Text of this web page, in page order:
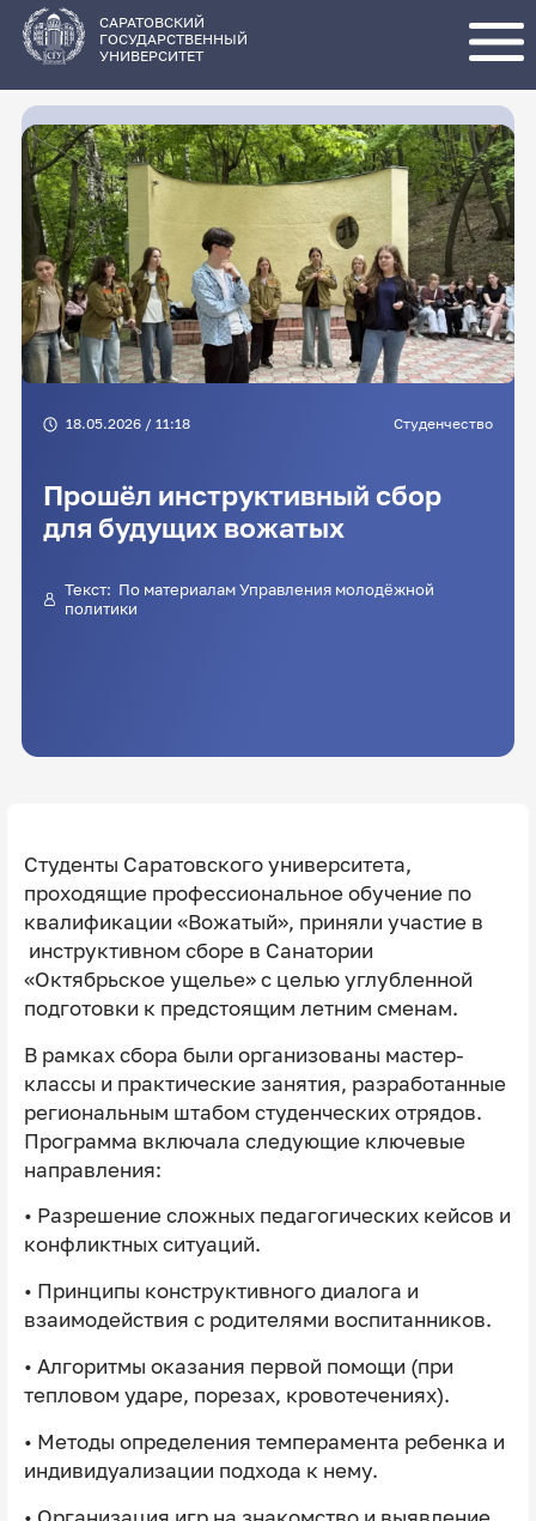
основному
содержанию
САРАТОВСКИЙ
ГОСУДАРСТВЕННЫЙ
УНИВЕРСИТЕТ
18.05.2026 / 11:18 Студенчество
Прошёл инструктивный сбор
для будущих вожатых
Текст: По материалам Управления молодёжной
политики
Студенты Саратовского университета,
проходящие профессиональное обучение по
квалификации «Вожатый», приняли участие в
инструктивном сборе в Санатории
«Октябрьское ущелье» с целью углубленной
подготовки к предстоящим летним сменам.
В рамках сбора были организованы мастер-
классы и практические занятия, разработанные
региональным штабом студенческих отрядов.
Программа включала следующие ключевые
направления:
• Разрешение сложных педагогических кейсов и
конфликтных ситуаций.
• Принципы конструктивного диалога и
взаимодействия с родителями воспитанников.
• Алгоритмы оказания первой помощи (при
тепловом ударе, порезах, кровотечениях).
• Методы определения темперамента ребенка и
индивидуализации подхода к нему.